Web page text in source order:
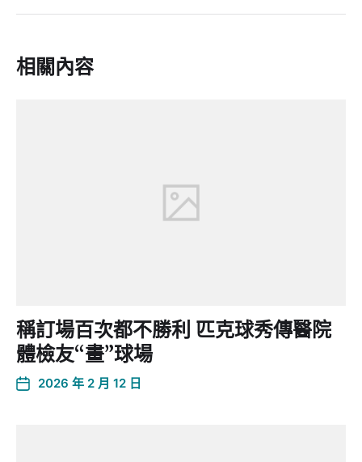
相關內容
稱訂場百次都不勝利 匹克球秀傳醫院
體檢友“畫”球場
2026 年 2 月 12 日